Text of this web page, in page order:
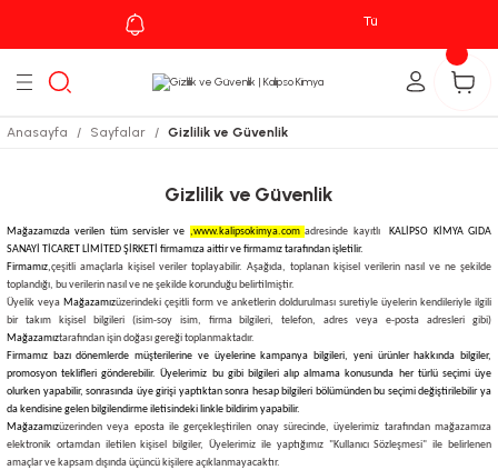
Tüm Siparişlerinizde
Anasayfa Sayfalar Gizlilik ve Güvenlik
Gizlilik ve Güvenlik
Mağazamızda verilen tüm servisler ve ,www.kalipsokimya.comadresinde kayıtlı
KALİPSO KİMYA GIDA
SANAYİ TİCARET LİMİTED ŞİRKETİ firmamıza aittir ve firmamız tarafından işletilir.
Firmamız,çeşitli amaçlarla kişisel veriler toplayabilir. Aşağıda, toplanan kişisel verilerin nasıl ve ne şekilde
toplandığı, bu verilerin nasıl ve ne şekilde korunduğu belirtilmiştir.
Üyelik veya Mağazamızüzerindeki çeşitli form ve anketlerin doldurulması suretiyle üyelerin kendileriyle ilgili
bir takım kişisel bilgileri (isim-soy isim, firma bilgileri, telefon, adres veya e-posta adresleri gibi)
Mağazamıztarafından işin doğası gereği toplanmaktadır.
Firmamız bazı dönemlerde müşterilerine ve üyelerine kampanya bilgileri, yeni ürünler hakkında bilgiler,
promosyon teklifleri gönderebilir. Üyelerimiz bu gibi bilgileri alıp almama konusunda her türlü seçimi üye
olurken yapabilir, sonrasında üye girişi yaptıktan sonra hesap bilgileri bölümünden bu seçimi değiştirilebilir ya
da kendisine gelen bilgilendirme iletisindeki linkle bildirim yapabilir.
Mağazamızüzerinden veya eposta ile gerçekleştirilen onay sürecinde, üyelerimiz tarafından mağazamıza
elektronik ortamdan iletilen kişisel bilgiler, Üyelerimiz ile yaptığımız "Kullanıcı Sözleşmesi" ile belirlenen
amaçlar ve kapsam dışında üçüncü kişilere açıklanmayacaktır.